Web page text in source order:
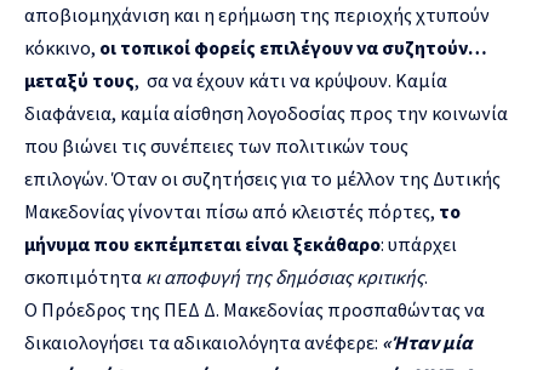
αποβιομηχάνιση και η ερήμωση της περιοχής χτυπούν
κόκκινο, οι τοπικοί φορείς επιλέγουν να συζητούν…
μεταξύ τους, σα να έχουν κάτι να κρύψουν. Καμία
διαφάνεια, καμία αίσθηση λογοδοσίας προς την κοινωνία
που βιώνει τις συνέπειες των πολιτικών τους
επιλογών. Όταν οι συζητήσεις για το μέλλον της Δυτικής
Μακεδονίας γίνονται πίσω από κλειστές πόρτες, το
μήνυμα που εκπέμπεται είναι ξεκάθαρο: υπάρχει
σκοπιμότητα κι αποφυγή τηςδημόσιας κριτικής.
O Πρόεδρος της ΠΕΔ Δ. Μακεδονίας προσπαθώντας να
δικαιολογήσει τα αδικαιολόγητα ανέφερε: «Ήταν μία